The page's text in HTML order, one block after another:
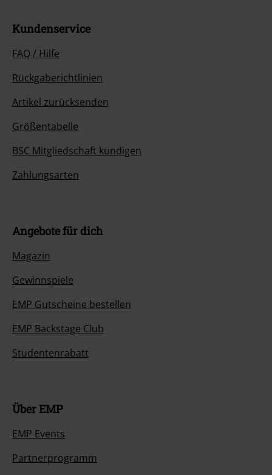
Kundenservice
FAQ / Hilfe
Rückgaberichtlinien
Artikel zurücksenden
Größentabelle
BSC Mitgliedschaft kündigen
Zahlungsarten
Angebote für dich
Magazin
Gewinnspiele
EMP Gutscheine bestellen
EMP Backstage Club
Studentenrabatt
Über EMP
EMP Events
Partnerprogramm